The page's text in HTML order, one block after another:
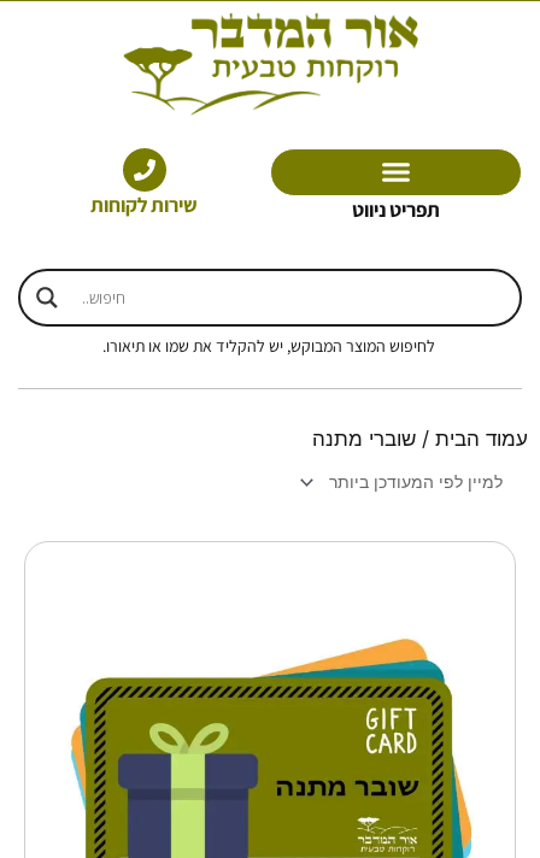
תפריט ניווט שירות לקוחות
לחיפוש המוצר המבוקש, יש להקליד את שמו או תיאורו.
עמוד הבית / שוברי מתנה
שובר
ניתן
האפשרויות
בעמוד